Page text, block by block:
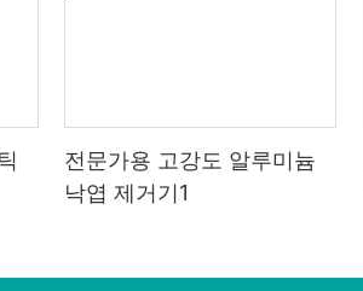
전문가용 고강도 알루미늄
낙엽 제거기1